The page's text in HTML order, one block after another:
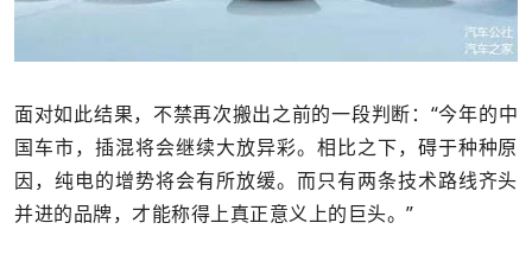
面对如此结果，不禁再次搬出之前的一段判断：“今年的中
国车市，插混将会继续大放异彩。相比之下，碍于种种原
因，纯电的增势将会有所放缓。而只有两条技术路线齐头
并进的品牌，才能称得上真正意义上的巨头。”